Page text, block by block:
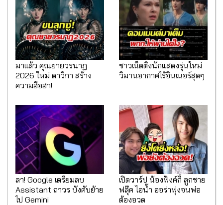
มาเเล้ว คุณยายวรนาฏ
2026 ใหม่ ดาวิกา สร้าง
ความฮือฮา!
ชาวเน็ตติงนักแสดงรุ่นใหม่
วิมานอากาศไร้อินเนอร์สุดๆ
ลา! Google เตรียมลบ
Assistant ถาวร บังคับย้าย
ไป Gemini
เปิดวาร์ป น้องฟังค์กี้ ลูกชาย
ฟลุ๊ค ไอน้ำ ออร่าพุ่งจนพ่อ
ต้องอวด